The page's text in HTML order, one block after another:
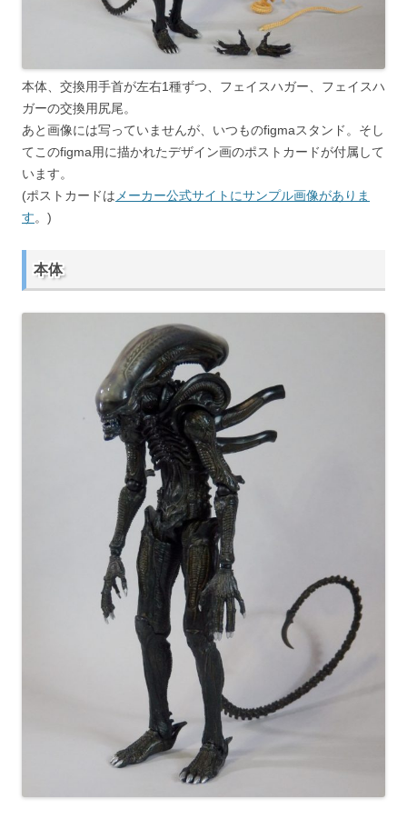
本体、交換用手首が左右1種ずつ、フェイスハガー、フェイスハ
ガーの交換用尻尾。
あと画像には写っていませんが、いつものfigmaスタンド。そし
てこのfigma用に描かれたデザイン画のポストカードが付属して
います。
(ポストカードは メーカー公式サイトにサンプル画像がありま
す。)
本体